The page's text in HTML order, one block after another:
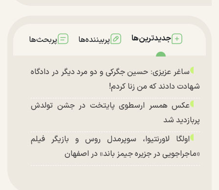
جدیدترین‌ها پربیننده‌ها پربحث‌ها
ساغر عزیزی: حسین جگرکی و دو مرد دیگر در دادگاه
شهادت دادند که من زنا کردم!
عکس همسر ارسطوی پایتخت در جشن تولدش
پربازدید شد
اولگا لاورنتیوا، سوپرمدل روس و بازیگر فیلم
«ماجراجویی در جزیره جیمز باند» در اصفهان